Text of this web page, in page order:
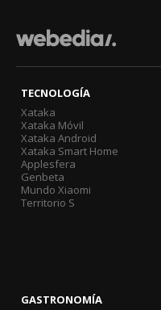
TECNOLOGÍA
Xataka
Xataka Móvil
Xataka Android
Xataka Smart Home
Applesfera
Genbeta
Mundo Xiaomi
Territorio S
GASTRONOMÍA